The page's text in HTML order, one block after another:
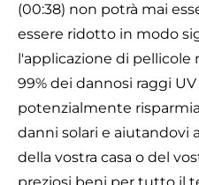
(00:38) non potrà mai
essere ridotto in modo
l'applicazione di pellicole
99% dei dannosi raggi
potenzialmente
danni solari e aiutandovi
della vostra casa o del